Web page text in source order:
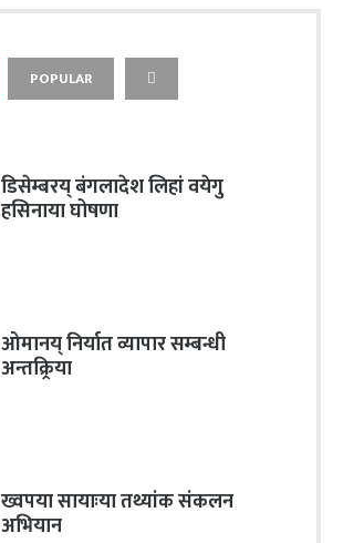
POPULAR
डिसेम्बरय् बंगलादेश लिहां वयेगु
हसिनाया घोषणा
ओमानय् निर्यात व्यापार सम्बन्धी
अन्तक्र्रिया
ख्वपया सायाःया तथ्यांक संकलन
अभियान